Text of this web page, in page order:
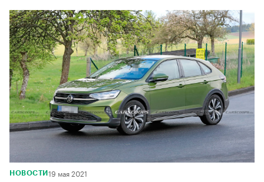
00:00 / 00:00
НОВОСТИ 19 мая 2021